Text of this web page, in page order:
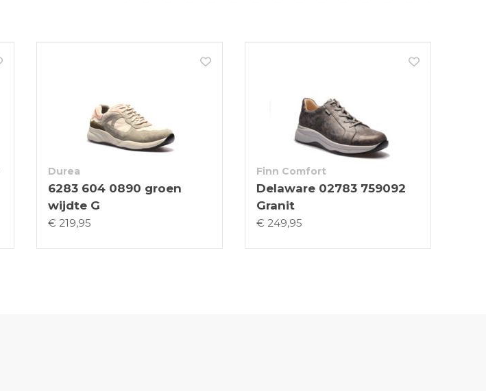
Durea
6283 604 0890 groen
wijdte G
€ 219,95
Finn Comfort
Delaware 02783 759092
Granit
€ 249,95